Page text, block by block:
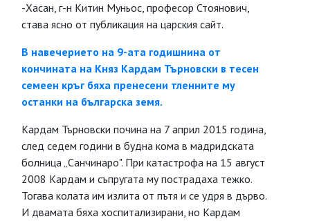
-Хасан, г-н Китин Муньос, професор Стоянович,
става ясно от публикация на царския сайт.
В навечерието на 9-ата годишнина от
кончината на Княз Кардам Търновски в тесен
семеен кръг бяха пренесени тленните му
останки на българска земя.
Кардам Търновски почина на 7 април 2015 година,
след седем години в будна кома в мадридската
болница „Санчинаро". При катастрофа на 15 август
2008 Кардам и съпругата му пострадаха тежко.
Тогава колата им излита от пътя и се удря в дърво.
И двамата бяха хоспитализирани, но Кардам